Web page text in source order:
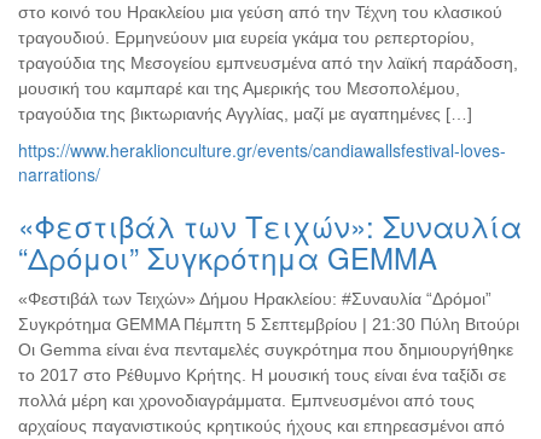
στο κοινό του Ηρακλείου μια γεύση από την Τέχνη του κλασικού
τραγουδιού. Ερμηνεύουν μια ευρεία γκάμα του ρεπερτορίου,
τραγούδια της Μεσογείου εμπνευσμένα από την λαϊκή παράδοση,
μουσική του καμπαρέ και της Αμερικής του Μεσοπολέμου,
τραγούδια της βικτωριανής Αγγλίας, μαζί με αγαπημένες […]
https://www.heraklionculture.gr/events/candiawallsfestival-loves-
narrations/
«Φεστιβάλ των Τειχών»: Συναυλία
“Δρόμοι” Συγκρότημα GEMMA
«Φεστιβάλ των Τειχών» Δήμου Ηρακλείου: #Συναυλία “Δρόμοι”
Συγκρότημα GEMMA Πέμπτη 5 Σεπτεμβρίου | 21:30 Πύλη Βιτούρι
Οι Gemma είναι ένα πενταμελές συγκρότημα που δημιουργήθηκε
το 2017 στο Ρέθυμνο Κρήτης. Η μουσική τους είναι ένα ταξίδι σε
πολλά μέρη και χρονοδιαγράμματα. Εμπνευσμένοι από τους
αρχαίους παγανιστικούς κρητικούς ήχους και επηρεασμένοι από